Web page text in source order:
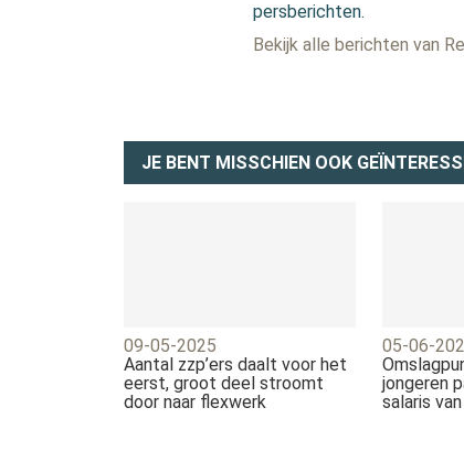
persberichten.
Bekijk alle berichten van
JE BENT MISSCHIEN OOK
09-05-2025
Aantal zzp’ers daalt voor het
eerst, groot deel stroomt
door naar flexwerk
05-06-
jongeren
salaris